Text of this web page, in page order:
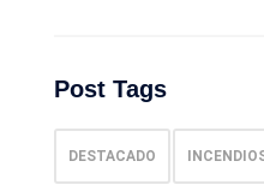
Post Tags
DESTACADO